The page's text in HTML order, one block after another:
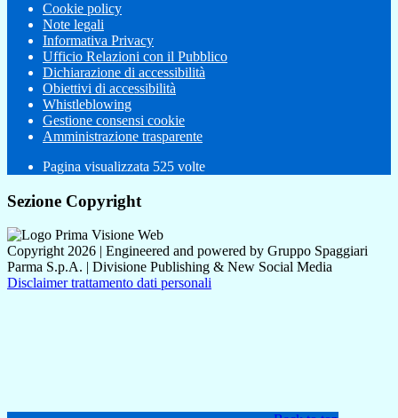
Cookie policy
Note legali
Informativa Privacy
Ufficio Relazioni con il Pubblico
Dichiarazione di accessibilità
Obiettivi di accessibilità
Whistleblowing
Gestione consensi cookie
Amministrazione trasparente
Pagina visualizzata 525 volte
Sezione Copyright
Copyright 2026 | Engineered and powered by Gruppo Spaggiari
Parma S.p.A. | Divisione Publishing & New Social Media
Disclaimer trattamento dati personali